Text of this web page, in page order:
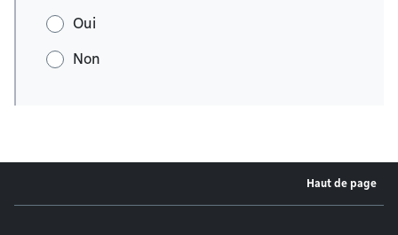
Oui
Non
Haut de page